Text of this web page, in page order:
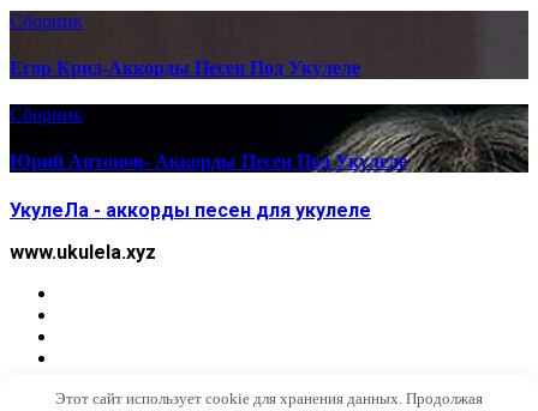
Сборник
Егор Крид-Аккорды Песен Под Укулеле
Сборник
Юрий Антонов- Аккорды Песен Под Укулеле
УкулеЛа - аккорды песен для укулеле
www.ukulela.xyz
Этот сайт использует cookie для хранения данных. Продолжая